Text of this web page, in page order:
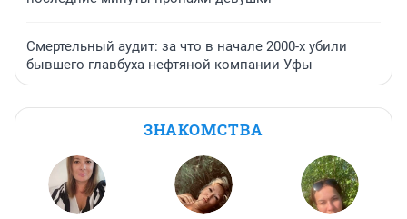
Смертельный аудит: за что в начале 2000-х убили
бывшего главбуха нефтяной компании Уфы
ЗНАКОМСТВА